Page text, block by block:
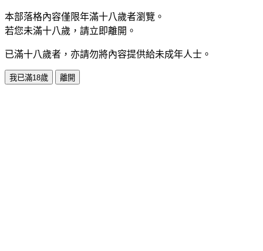
本部落格內容僅限年滿十八歲者瀏覽。
若您未滿十八歲，請立即離開。
已滿十八歲者，亦請勿將內容提供給未成年人士。
我已滿18歲 離開